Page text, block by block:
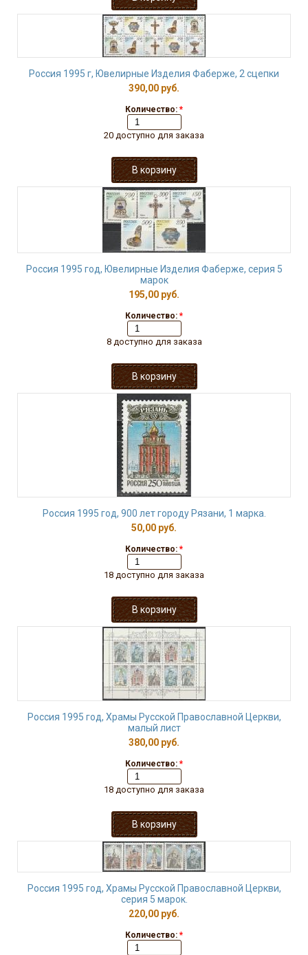
Россия 1995 г, Ювелирные Изделия Фаберже, 2 сцепки
390,00 руб.
Количество: *
20 доступно для заказа
Россия 1995 год, Ювелирные Изделия Фаберже, серия 5
марок
195,00 руб.
Количество: *
8 доступно для заказа
Россия 1995 год, 900 лет городу Рязани, 1 марка.
50,00 руб.
Количество: *
18 доступно для заказа
Россия 1995 год, Храмы Русской Православной Церкви,
малый лист
380,00 руб.
Количество: *
18 доступно для заказа
Россия 1995 год, Храмы Русской Православной Церкви,
серия 5 марок.
220,00 руб.
Количество: *